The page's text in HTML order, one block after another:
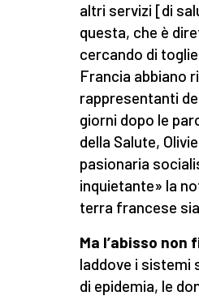
altri servizi [di
questa, che è
cercando di
Francia abbiano
rappresentanti
giorni dopo le
della Salute,
pasionaria
inquietante» la
terra francese
Ma l’abisso non
laddove i sistemi
di epidemia, le